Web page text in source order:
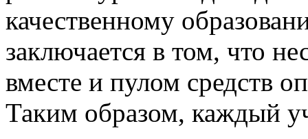
качественному
заключается в том, что
вместе и пулом средств
Таким образом, каждый